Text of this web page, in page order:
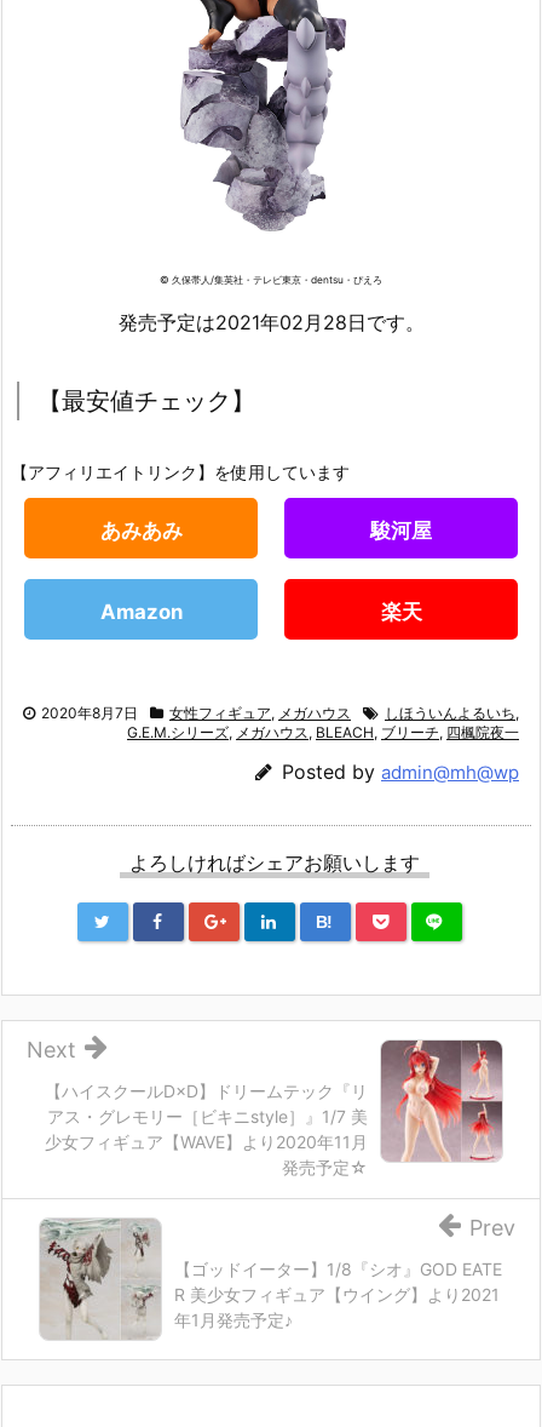
© 久保帯人/集英社・テレビ東京・dentsu・ぴえろ
発売予定は2021年02月28日です。
【最安値チェック】
【アフィリエイトリンク】を使用しています
あみあみ 駿河屋
Amazon 楽天
2020年8月7日 女性フィギュア, メガハウス しほういんよるいち,
G.E.M.シリーズ, メガハウス , BLEACH, ブリーチ, 四楓院夜一
Posted by admin@mh@wp
よろしければシェアお願いします
B!
【ハイスクールD×D】ドリームテック『リ
アス・グレモリー［ビキニstyle］』1/7 美
少女フィギュア【WAVE】より2020年11月
発売予定☆
Next
【ゴッドイーター】1/8『シオ』GOD EATE
R 美少女フィギュア【ウイング】より2021
年1月発売予定♪
Prev